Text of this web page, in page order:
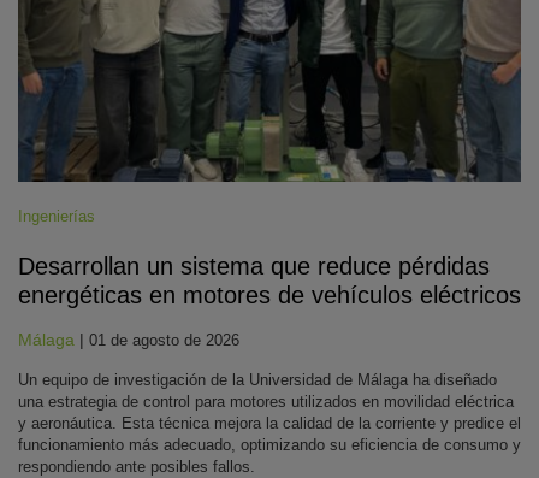
Ingenierías
Desarrollan un sistema que reduce pérdidas
energéticas en motores de vehículos eléctricos
Málaga | 01 de agosto de 2026
Un equipo de investigación de la Universidad de Málaga ha diseñado
una estrategia de control para motores utilizados en movilidad eléctrica
y aeronáutica. Esta técnica mejora la calidad de la corriente y predice el
funcionamiento más adecuado, optimizando su eficiencia de consumo y
respondiendo ante posibles fallos.